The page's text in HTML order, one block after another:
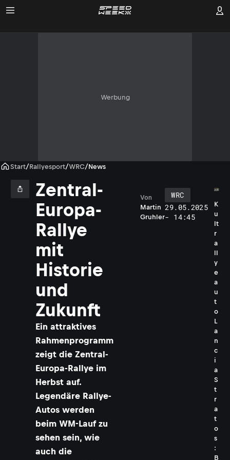
Werbung
Start/Rallyesport/WRC/News
Zentral-
Europa-
Rallye
mit
Historie
und
Zukunft
Ein attraktives
Rahmenprogramm
zeigt die Zentral-
Europa-Rallye im
Herbst auf.
Legendäre Rallye-
Autos werden
beim WM-Lauf zu
sehen sein, wie
auch die
Martin
Gruhler
Von
WRC
29.05.2025
- 14:45
K
u
lt
r
a
ll
y
e
a
u
t
o
L
a
n
c
i
a
S
t
r
a
t
o
s
:
B